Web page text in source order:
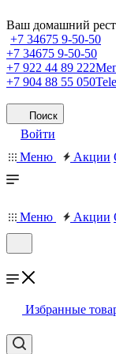
Ваш домашний
+7 34675 9-50-50
+7 34675 9-50-50
+7 922 44 89 222
+7 904 88 55 050
Поиск
Войти
Меню
Акции
Меню Акции
Избранные